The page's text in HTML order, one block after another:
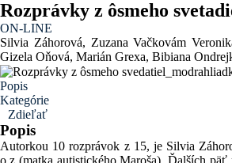
Rozprávky z ôsmeho
ON-LINE
Silvia Záhorová, Zuzana Vačkovám
Gizela Oňová, Marián Grexa, Bibiana
Popis
Kategórie
Zdieľať
Popis
Autorkou 10 rozprávok z 15, je Silvia